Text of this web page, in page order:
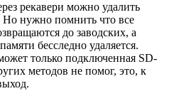
рекавери можно удалить
нужно помнить что все
до заводских, а
бесследно удаляется.
только подключенная SD-
методов не помог, это, к